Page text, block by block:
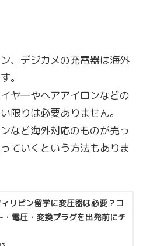
、デジカメの充電器は海外
。
ヤ―やヘアアイロンなどの
限りは必要ありません。
など海外対応のものが売っ
ていくという方法もありま
ィリピン留学に変圧器は必要？コ
・電圧・変換プラグを出発前にチ